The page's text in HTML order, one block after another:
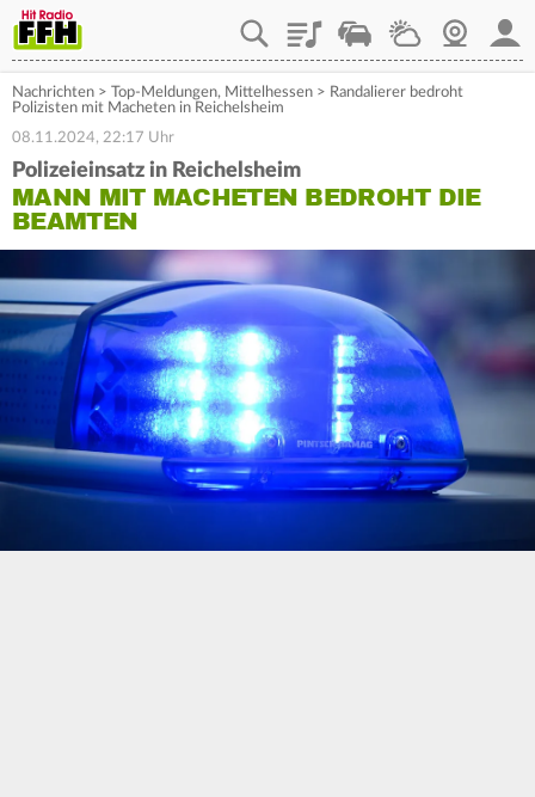
PlaylistStaupilotWetterWebcam
Nachrichten > Top-Meldungen, Mittelhessen > Randalierer bedroht
Polizisten mit Macheten in Reichelsheim
08.11.2024, 22:17 Uhr
Polizeieinsatz in Reichelsheim
MANN MIT MACHETEN BEDROHT DIE
BEAMTEN